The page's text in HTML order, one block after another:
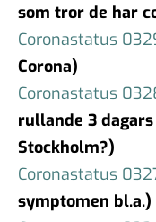
som tror de har
Coronastatus
Corona)
Coronastatus
rullande 3
Stockholm?)
Coronastatus
symptomen bl.a.)